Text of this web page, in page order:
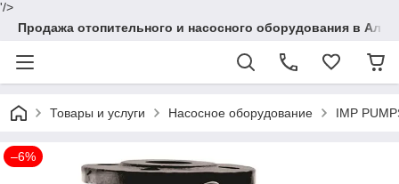
'/>
Продажа отопительного и насосного оборудования в
Товары и услуги Насосное оборудование IMP
–6%